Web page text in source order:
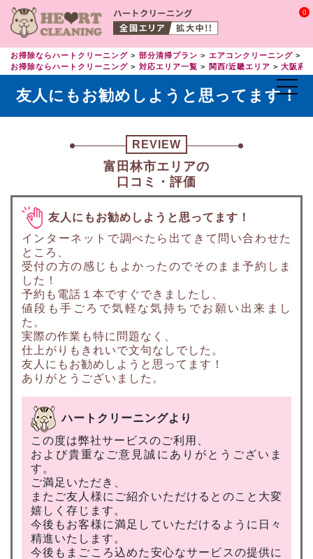
0
お掃除ならハートクリーニング 部分清掃プラン エアコンクリーニング
お掃除ならハートクリーニング
対応エリア一覧 関西/近畿エリア 大阪府
友人にもお勧めしようと思ってます！
REVIEW
富田林市エリアの
口コミ・評価
友人にもお勧めしようと思ってます！
インターネットで調べたら出てきて問い合わせた
ところ、
受付の方の感じもよかったのでそのまま予約しま
した！
予約も電話１本ですぐできましたし、
値段も手ごろで気軽な気持ちでお願い出来まし
た。
実際の作業も特に問題なく、
仕上がりもきれいで文句なしでした。
友人にもお勧めしようと思ってます！
ありがとうございました。
ハートクリーニングより
この度は弊社サービスのご利用、
および貴重なご意見誠にありがとうございま
す。
ご満足いただき、
またご友人様にご紹介いただけるとのこと大変
嬉しく存じます。
今後もお客様に満足していただけるように日々
精進いたします。
今後もまごころ込めた安心なサービスの提供に